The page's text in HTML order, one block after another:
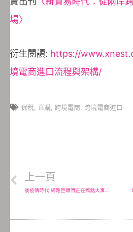
場〉
衍生閱讀: https://
境電商進口流程與架構/
保稅, 直購, 跨境電商, 跨境電商進口
上一頁
後疫情時代 網路巨頭們正在搞點大事情(一)Amazon、Facebook